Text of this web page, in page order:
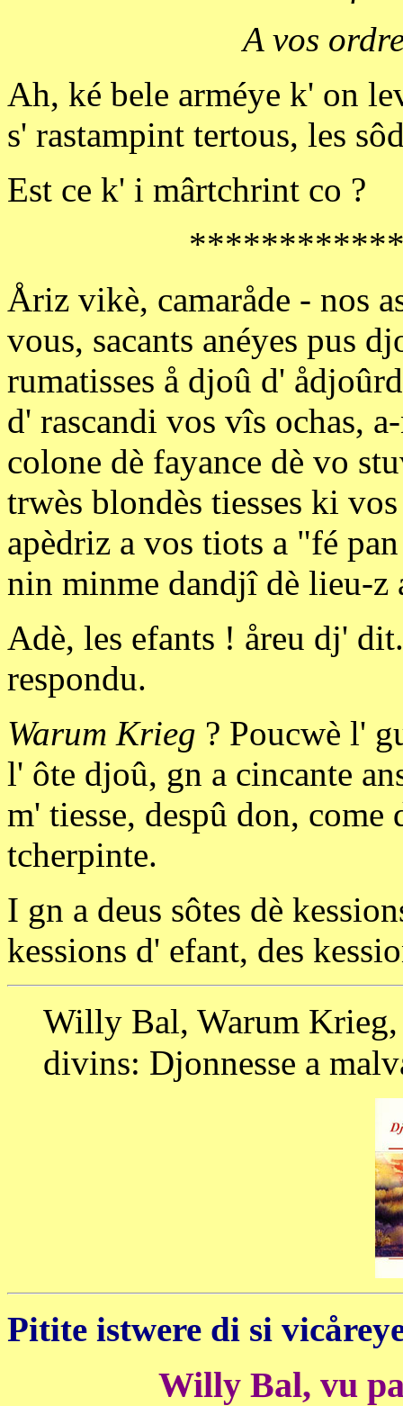
A vos
Ah, ké bele arméye k' on
s' rastampint tertous, les
Est ce k' i mârtchrint co ?
Åriz vikè, camaråde - nos
vous, sacants anéyes pus
rumatisses å djoû d'
d' rascandi vos vîs ochas,
colone dè fayance dè vo
trwès blondès tiesses ki
apèdriz a vos tiots a "fé
nin minme dandjî dè lieu-z
Adè, les efants ! åreu dj'
respondu.
Warum Krieg ? Poucwè l'
l' ôte djoû, gn a cincante
m' tiesse, despû don,
tcherpinte.
I gn a deus sôtes dè
kessions d' efant, des
Willy Bal, Warum
divins: Djonnesse a
Pitite istwere di si
Willy Bal, vu